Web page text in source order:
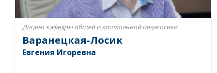
Доцент кафедры общей и дошкольной педагогики
Варанецкая-Лосик
Евгения Игоревна